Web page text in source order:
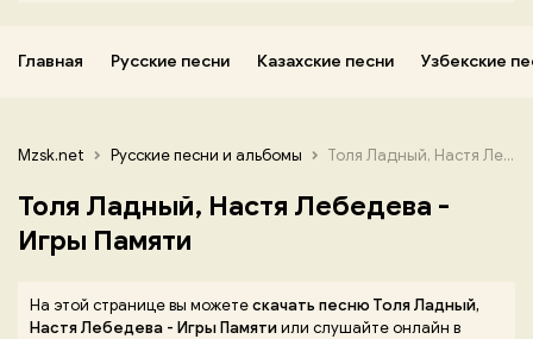
Главная Русские песни Казахские песни Узбекские
Mzsk.net Русские песни и альбомы Толя Ладный, Настя Лебедева - Игры Памяти
Толя Ладный, Настя Лебедева -
Игры Памяти
На этой странице вы можетескачать песню Толя Ладный,
Настя Лебедева - Игры Памятиили слушайте онлайн в